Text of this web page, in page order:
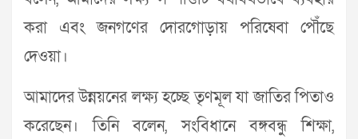
করা এবং জনগণের দোরগোড়ায় পরিষেবা পৌঁছে
দেওয়া।
আমাদের উন্নয়নের লক্ষ্য হচ্ছে তৃণমূল যা জাতির পিতাও
করেছেন। তিনি বলেন, সংবিধানে বঙ্গবন্ধু শিক্ষা,